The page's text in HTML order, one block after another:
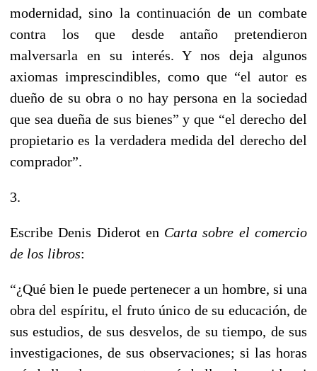
modernidad, sino la continuación de un combate
contra los que desde antaño pretendieron
malversarla en su interés. Y nos deja algunos
axiomas imprescindibles, como que “el autor es
dueño de su obra o no hay persona en la sociedad
que sea dueña de sus bienes” y que “el derecho del
propietario es la verdadera medida del derecho del
comprador”.
3.
Escribe Denis Diderot en Carta sobre el comercio
de los libros:
“¿Qué bien le puede pertenecer a un hombre, si una
obra del espíritu, el fruto único de su educación, de
sus estudios, de sus desvelos, de su tiempo, de sus
investigaciones, de sus observaciones; si las horas